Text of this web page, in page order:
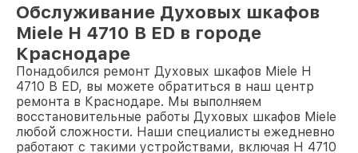
Обслуживание Духовых шкафов
Miele H 4710 B ED в городе
Краснодаре
Понадобился ремонт Духовых шкафов Miele H
4710 B ED, вы можете обратиться в наш центр
ремонта в Краснодаре. Мы выполняем
восстановительные работы Духовых шкафов Miele
любой сложности. Наши специалисты ежедневно
работают с такими устройствами, включая H 4710